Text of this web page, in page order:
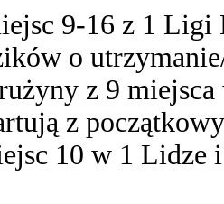
9-16 z 1 Ligi
o
z 9
z
10 w 1 Lidze